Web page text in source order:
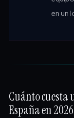
en un
Cuánto cuesta
España en 2026